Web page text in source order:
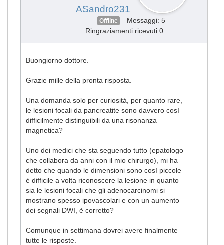
ASandro231
Offline
Messaggi: 5
Ringraziamenti ricevuti 0
Buongiorno dottore.
Grazie mille della pronta risposta.
Una domanda solo per curiosità, per quanto rare,
le lesioni focali da pancreatite sono davvero così
difficilmente distinguibili da una risonanza
magnetica?
Uno dei medici che sta seguendo tutto (epatologo
che collabora da anni con il mio chirurgo), mi ha
detto che quando le dimensioni sono così piccole
è difficile a volta riconoscere la lesione in quanto
sia le lesioni focali che gli adenocarcinomi si
mostrano spesso ipovascolari e con un aumento
dei segnali DWI, è corretto?
​​​​​​Comunque in settimana dovrei avere finalmente
tutte le risposte.